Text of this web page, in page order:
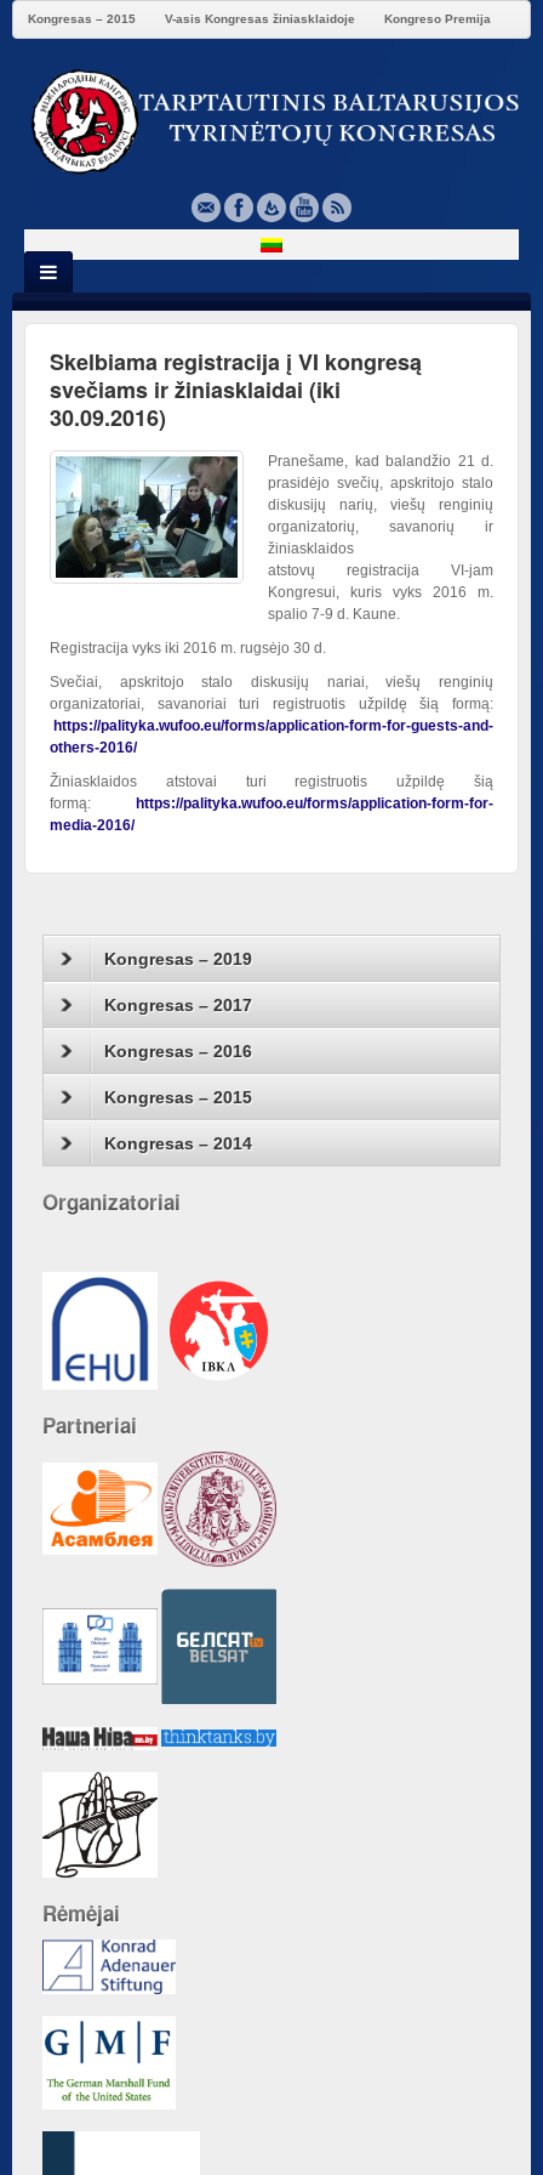
Kongresas – 2015 V-asis Kongresas žiniasklaidoje Kongreso Premija
Kongresas – 2019
Kongresas – 2017
Kongresas – 2016
Kongresas – 2015
Kongresas – 2014
Organizatoriai
Partneriai
Rėmėjai
Skelbiama registracija į VI kongresą
svečiams ir žiniasklaidai (iki
30.09.2016)
Pranešame, kad balandžio 21 d.
prasidėjo svečių, apskritojo stalo
diskusijų narių, viešų renginių
organizatorių, savanorių ir
žiniasklaidos
atstovų registracija VI-jam
Kongresui, kuris vyks 2016 m.
spalio 7-9 d. Kaune.
Registracija vyks iki 2016 m. rugsėjo 30 d.
Svečiai, apskritojo stalo diskusijų nariai, viešų renginių
organizatoriai, savanoriai turi registruotis užpildę šią formą:
https://palityka.wufoo.eu/forms/application-form-for-guests-and-
others-2016/
Žiniasklaidos atstovai turi registruotis užpildę šią
formą:
https://palityka.wufoo.eu/forms/application-form-for-
media-2016/